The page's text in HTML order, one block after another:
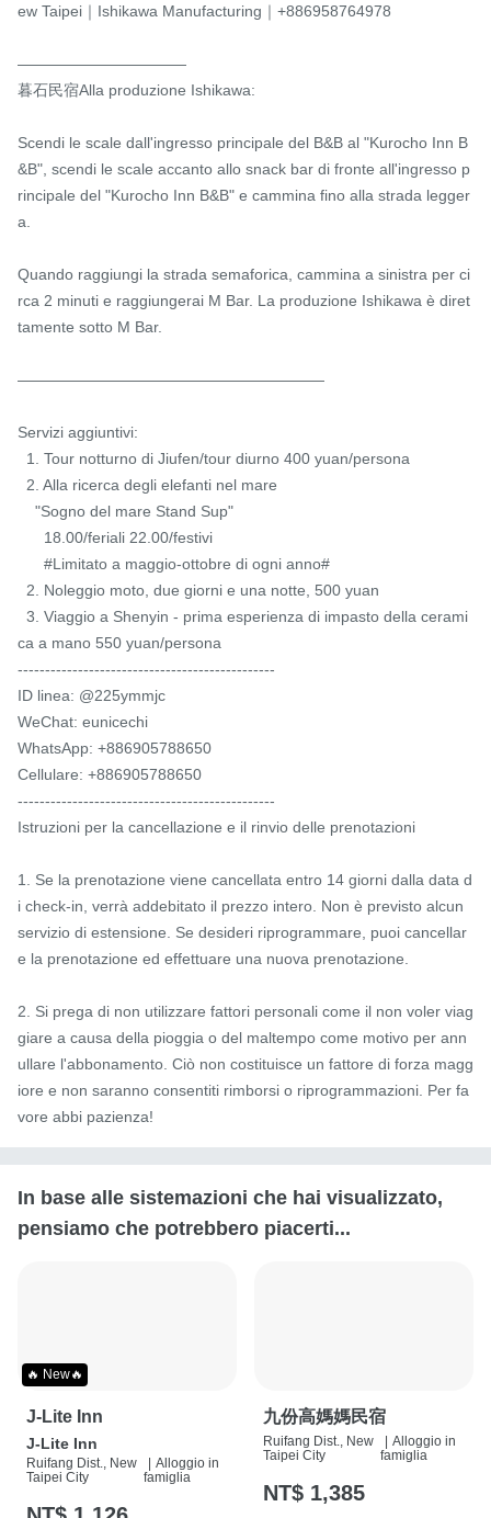
ew Taipei｜Ishikawa Manufacturing｜+886958764978
———————————
暮石民宿Alla produzione Ishikawa:
Scendi le scale dall'ingresso principale del B&B al "Kurocho Inn B
&B", scendi le scale accanto allo snack bar di fronte all'ingresso p
rincipale del "Kurocho Inn B&B" e cammina fino alla strada legger
a.
Quando raggiungi la strada semaforica, cammina a sinistra per ci
rca 2 minuti e raggiungerai M Bar. La produzione Ishikawa è diret
tamente sotto M Bar.
————————————————————
Servizi aggiuntivi:
ca a mano 550 yuan/persona
-----------------------------------------------
ID linea: @225ymmjc
WeChat: eunicechi
WhatsApp: +886905788650
Cellulare: +886905788650
-----------------------------------------------
Istruzioni per la cancellazione e il rinvio delle prenotazioni
1. Se la prenotazione viene cancellata entro 14 giorni dalla data d
i check-in, verrà addebitato il prezzo intero. Non è previsto alcun
servizio di estensione. Se desideri riprogrammare, puoi cancellar
e la prenotazione ed effettuare una nuova prenotazione.
2. Si prega di non utilizzare fattori personali come il non voler viag
giare a causa della pioggia o del maltempo come motivo per ann
ullare l'abbonamento. Ciò non costituisce un fattore di forza magg
iore e non saranno consentiti rimborsi o riprogrammazioni. Per fa
vore abbi pazienza!
In base alle sistemazioni che hai visualizzato,
pensiamo che potrebbero piacerti...
🔥 New🔥
J-Lite Inn
J-Lite Inn
Ruifang Dist., New
Taipei City
Alloggio in
famiglia
九份高媽媽民宿
Ruifang Dist., New
Taipei City
Alloggio in
famiglia
NT$ 1,385